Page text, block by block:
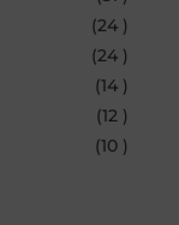
(24 )
(24 )
(14 )
(12 )
(10 )